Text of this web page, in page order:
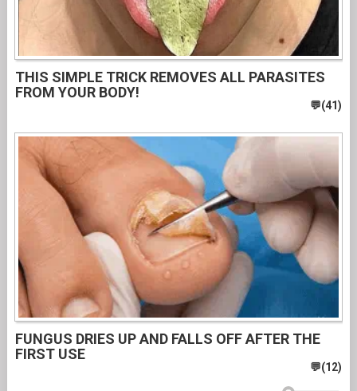
THIS SIMPLE TRICK REMOVES ALL PARASITES
FROM YOUR BODY!
FUNGUS DRIES UP AND FALLS OFF AFTER THE
FIRST USE